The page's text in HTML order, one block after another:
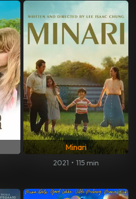
Minari
2021 • 115 min